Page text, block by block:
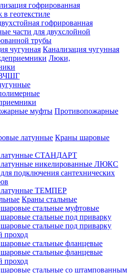
гофрированная
геотекстиле
гофрированная
части для двухслойной
трубы
Канализация чугунная
Люки,
Противопожарные
Краны шаровые
СТАНДАРТ
никелированные ЛЮКС
подключения сантехнических
ТЕМПЕР
Краны стальные
стальные муфтовые
стальные под приварку
стальные под приварку
проход
стальные фланцевые
стальные фланцевые
проход
стальные со штампованным